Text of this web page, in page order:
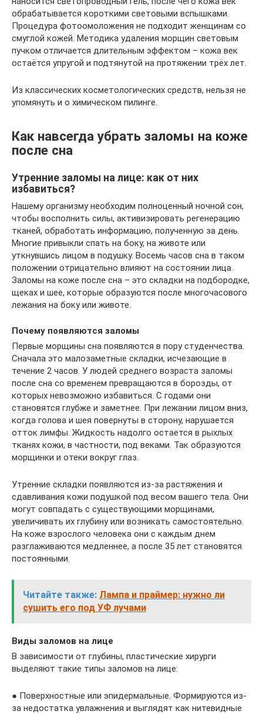
обрабатывается короткими световыми вспышками.
Процедура фотоомоложения не подходит женщинам со
смуглой кожей. Методика удаления морщин световым
пучком отличается длительным эффектом – кожа век
остаётся упругой и подтянутой на протяжении трёх лет.
Из классических косметологических средств, нельзя не
упомянуть и о химическом пилинге.
Как навсегда убрать заломы на коже
после сна
Утренние заломы на лице: как от них
избавиться?
Нашему организму необходим полноценный ночной сон,
чтобы восполнить силы, активизировать регенерацию
тканей, обработать информацию, полученную за день.
Многие привыкли спать на боку, на животе или
уткнувшись лицом в подушку. Восемь часов сна в таком
положении отрицательно влияют на состоянии лица.
Заломы на коже после сна – это складки на подбородке,
щеках и шее, которые образуются после многочасового
лежания на боку или животе.
Почему появляются заломы
Первые морщины сна появляются в пору студенчества.
Сначала это малозаметные складки, исчезающие в
течение 2 часов. У людей среднего возраста заломы
после сна со временем превращаются в борозды, от
которых невозможно избавиться. С годами они
становятся глубже и заметнее. При лежании лицом вниз,
когда голова и шея повернуты в сторону, нарушается
отток лимфы. Жидкость надолго остается в рыхлых
тканях кожи, в частности, под веками. Так образуются
морщинки и отеки вокруг глаз.
Утренние складки появляются из-за растяжения и
сдавливания кожи подушкой под весом вашего тела. Они
могут совпадать с существующими морщинами,
увеличивать их глубину или возникать самостоятельно.
На коже взрослого человека они с каждым днем
разглаживаются медленнее, а после 35 лет становятся
постоянными.
Читайте также: Лампа и праймер: нужно ли
сушить его под УФ лучами
Виды заломов на лице
В зависимости от глубины, пластические хирурги
выделяют такие типы заломов на лице:
● Поверхностные или эпидермальные. Формируются из-
за недостатка увлажнения и выглядят как нитевидные